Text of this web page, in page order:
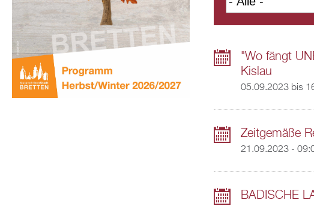
"Wo fängt
Kislau
05.09.2023bis
Zeitgemäße
21.09.2023 -
BADISCHE